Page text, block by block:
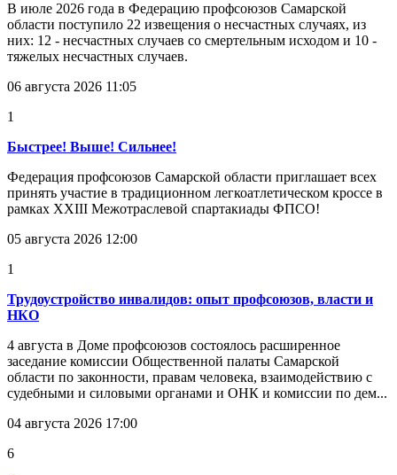
В июле 2026 года в Федерацию профсоюзов Самарской
области поступило 22 извещения о несчастных случаях, из
них: 12 - несчастных случаев со смертельным исходом и 10 -
тяжелых несчастных случаев.
06 августа 2026 11:05
1
Быстрее! Выше! Сильнее!
Федерация профсоюзов Самарской области приглашает всех
принять участие в традиционном легкоатлетическом кроссе в
рамках XXIII Межотраслевой спартакиады ФПСО!
05 августа 2026 12:00
1
Трудоустройство инвалидов: опыт профсоюзов, власти и
НКО
4 августа в Доме профсоюзов состоялось расширенное
заседание комиссии Общественной палаты Самарской
области по законности, правам человека, взаимодействию с
судебными и силовыми органами и ОНК и комиссии по дем...
04 августа 2026 17:00
6